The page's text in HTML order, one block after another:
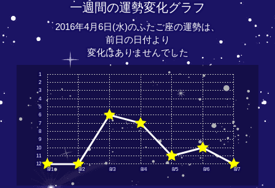
一週間の運勢変化グラフ
2016年4月6日(水)のふたご座の運勢は、
前日の日付より
変化はありませんでした
8/1 8/2 8/3 8/4 8/5 8/6 8/7
12
11
10
9
8
7
6
5
4
3
2
1